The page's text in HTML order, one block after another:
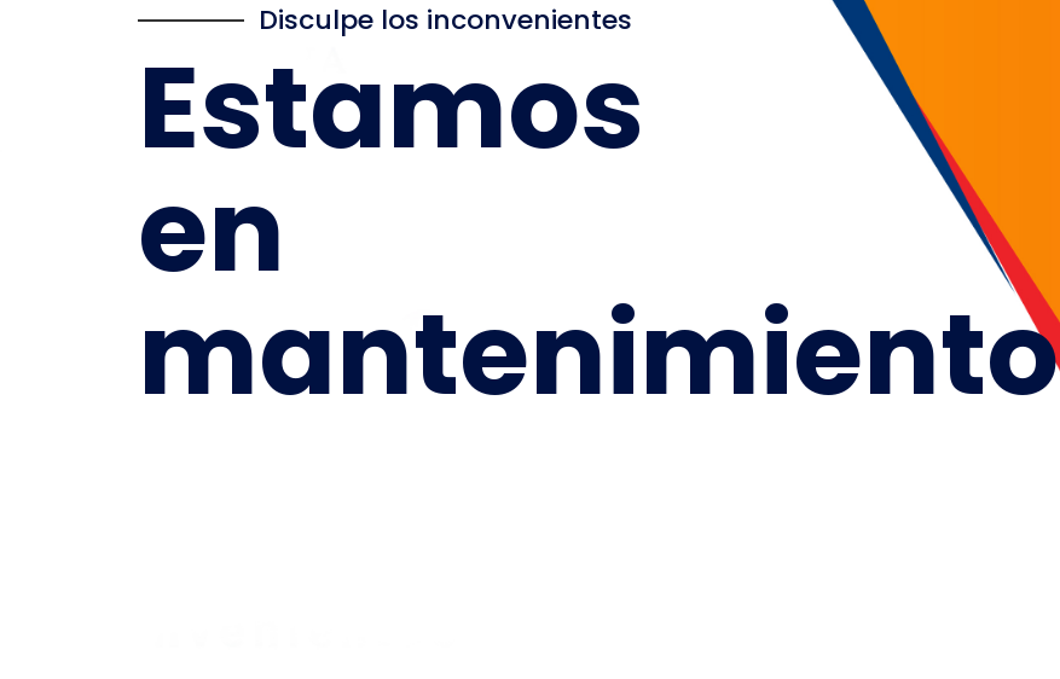
Disculpe los inconvenientes
Estamos
en
mantenimiento